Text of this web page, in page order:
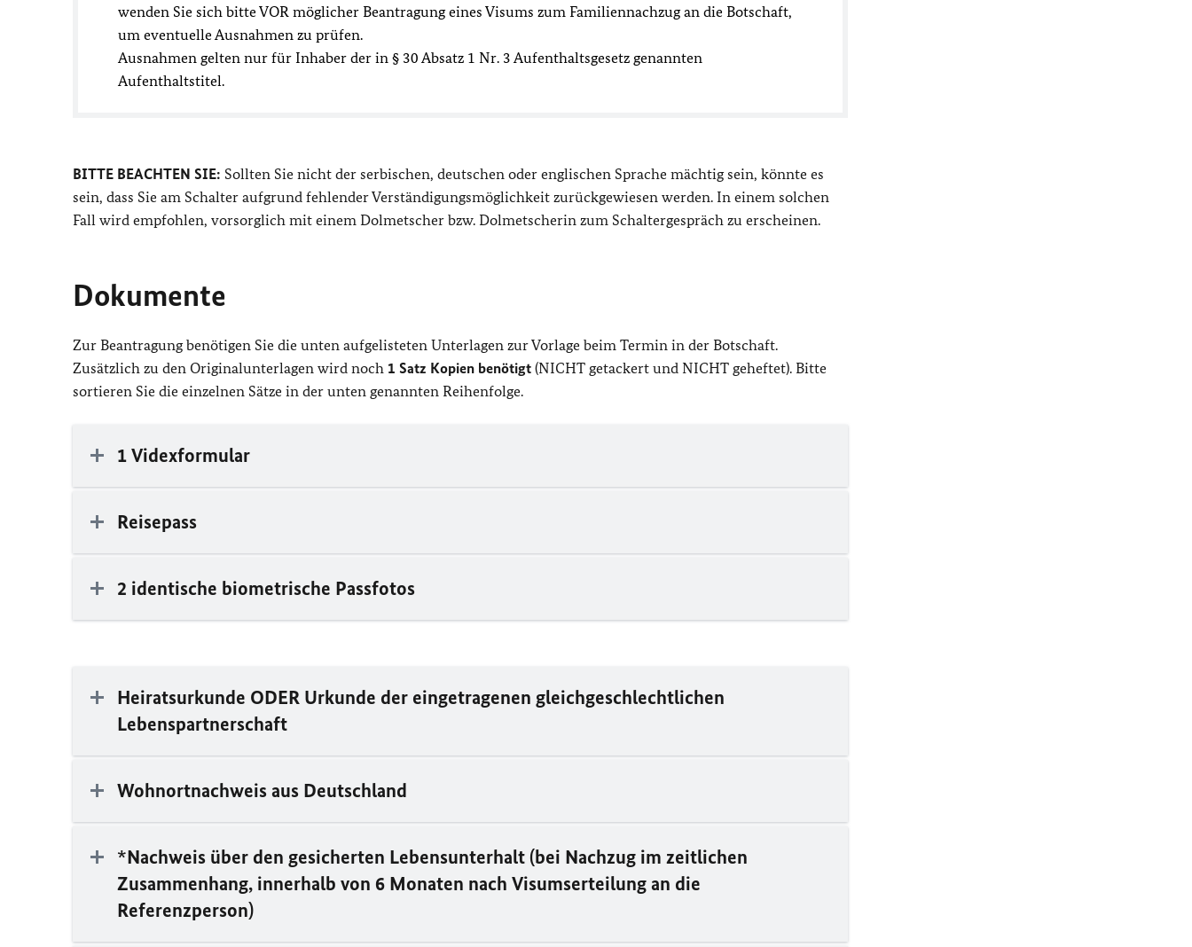
wenden Sie sich bitte VOR möglicher Beantragung eines Visums zum Familiennachzug an die Botschaft,
um eventuelle Ausnahmen zu prüfen.
Ausnahmen gelten nur für Inhaber der in § 30 Absatz 1 Nr. 3 Aufenthaltsgesetz genannten
Aufenthaltstitel.
BITTE BEACHTEN SIE: Sollten Sie nicht der serbischen, deutschen oder englischen Sprache mächtig sein, könnte es
sein, dass Sie am Schalter aufgrund fehlender Verständigungsmöglichkeit zurückgewiesen werden. In einem solchen
Fall wird empfohlen, vorsorglich mit einem Dolmetscher bzw. Dolmetscherin zum Schaltergespräch zu erscheinen.
Dokumente
Zur Beantragung benötigen Sie die unten aufgelisteten Unterlagen zur Vorlage beim Termin in der Botschaft.
Zusätzlich zu den Originalunterlagen wird noch 1 Satz Kopien benötigt (NICHT getackert und NICHT geheftet). Bitte
sortieren Sie die einzelnen Sätze in der unten genannten Reihenfolge.
1 Videxformular
Reisepass
2 identische biometrische Passfotos
Heiratsurkunde ODER Urkunde der eingetragenen gleichgeschlechtlichen
Lebenspartnerschaft
Wohnortnachweis aus Deutschland
*Nachweis über den gesicherten Lebensunterhalt (bei Nachzug im zeitlichen
Zusammenhang, innerhalb von 6 Monaten nach Visumserteilung an die
Referenzperson)